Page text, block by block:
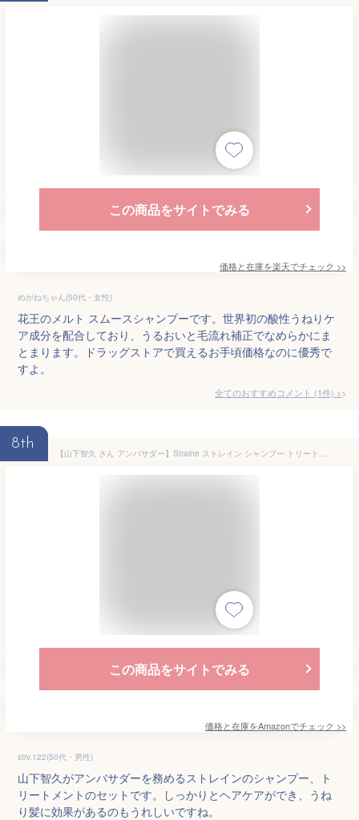
この商品をサイトでみる
価格と在庫を楽天でチェック >>
めがねちゃん(50代・女性)
花王のメルト スムースシャンプーです。世界初の酸性うねりケ
ア成分を配合しており、うるおいと毛流れ補正でなめらかにま
とまります。ドラッグストアで買えるお手頃価格なのに優秀で
すよ。
全てのおすすめコメント (1件) >
8th
【山下智久 さん アンバサダー】Straine ストレイン シャンプー トリートメント セット オイルパウチ付き ホワイトブロッサムの香り ストレート うねり髪 アミノ酸 シャンプー
この商品をサイトでみる
価格と在庫をAmazonでチェック >>
strv.122(50代・男性)
山下智久がアンバサダーを務めるストレインのシャンプー、ト
リートメントのセットです。しっかりとヘアケアができ、うね
り髪に効果があるのもうれしいですね。